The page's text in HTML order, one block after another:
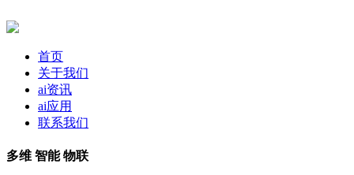
首页
关于我们
ai资讯
ai应用
联系我们
多维 智能 物联